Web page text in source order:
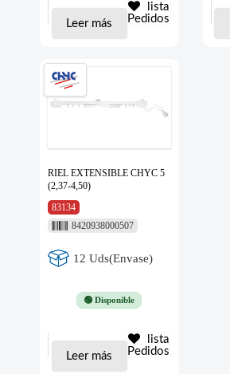
Leer más
lista
Pedidos
RIEL EXTENSIBLE CHYC 5
(2,37-4,50)
83134
8420938000507
12 Uds(Envase)
🟢 Disponible
Leer más
lista
Pedidos